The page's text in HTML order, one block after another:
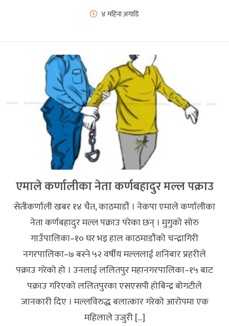
४ महिना अगाडि
एमाले कर्णालीका नेता कर्णबहादुर मल्ल पक्राउ
सेतीकर्णाली खबर १४ चैत, काठमाडौं । नेकपा एमाले कर्णालीका
नेता कर्णबहादुर मल्ल पक्राउ परेका छन् । मुगुको सोरु
गाउँपालिका–१० घर भइ हाल काठमाडौंको चन्द्रागिरी
नगरपालिका–७ बस्ने ५२ वर्षीय मल्ललाई शनिबार प्रहरीले
पक्राउ गरेको हो । उनलाई ललितपुर महानगरपालिका–१५ बाट
पक्राउ गरिएको ललितपुरका एसएसपी होबिन्द्र बोगटीले
जानकारी दिए । मल्लविरुद्ध बलात्कार गरेको आरोपमा एक
महिलाले उजुरी […]